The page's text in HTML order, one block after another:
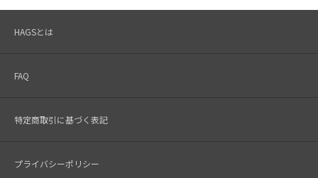
HAGSとは
FAQ
特定商取引に基づく表記
プライバシーポリシー